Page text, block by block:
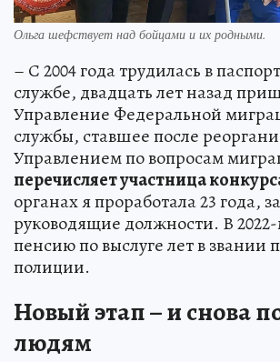
Ольга шефствует над бойцами и их родными.
– С 2004 года трудилась в
службе, двадцать лет назад
Управление Федеральной
службы, ставшее после
Управлением по вопросам
перечисляет участница
органах я проработала 23 года,
руководящие должности. В
пенсию по выслуге лет в звании
полиции.
Новый этап – и снова
людям